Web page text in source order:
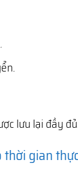
lưu lại đầy
thời gian